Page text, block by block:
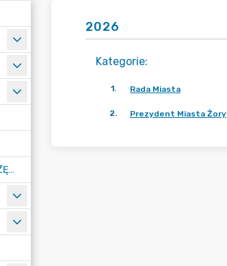
POLITYKA CIĄGŁOŚCI DZIAŁANIA URZĘDU MIASTA ŻORY
2026
Kategorie:
1. Rada Miasta
2. Prezydent Miasta Żory